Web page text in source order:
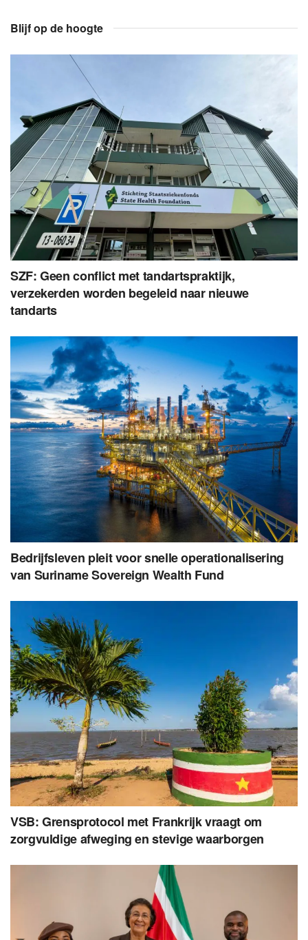
Blijf op de hoogte
SZF: Geen conflict met tandartspraktijk,
verzekerden worden begeleid naar nieuwe
tandarts
Bedrijfsleven pleit voor snelle operationalisering
van Suriname Sovereign Wealth Fund
VSB: Grensprotocol met Frankrijk vraagt om
zorgvuldige afweging en stevige waarborgen